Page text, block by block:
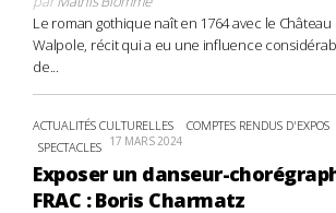
Le roman gothique naît en 1764 avec le Château
Walpole, récit qui a eu une influence
de...
ACTUALITÉS CULTURELLES COMPTES RENDUS D'EXPOS
SPECTACLES 17 MARS 2024
Exposer un danseur-
FRAC : Boris Charmatz